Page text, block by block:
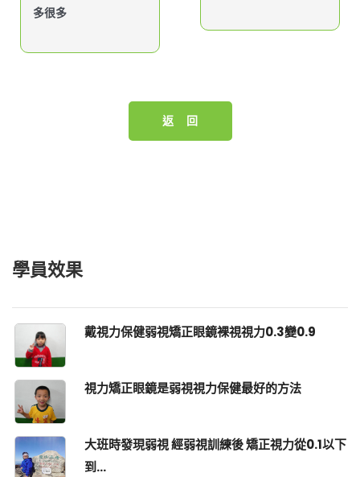
多很多
返 回
學員效果
戴視力保健弱視矯正眼鏡裸視視力0.3變0.9
視力矯正眼鏡是弱視視力保健最好的方法
大班時發現弱視 經弱視訓練後 矯正視力從0.1以下
到...